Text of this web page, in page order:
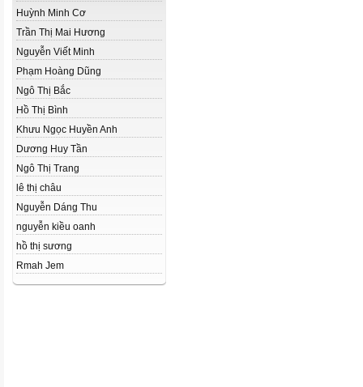
Huỳnh Minh Cơ
Trần Thị Mai Hương
Nguyễn Viết Minh
Phạm Hoàng Dũng
Ngô Thị Bắc
Hồ Thị Bình
Khưu Ngọc Huyền Anh
Dương Huy Tần
Ngô Thị Trang
lê thị châu
Nguyễn Dáng Thu
nguyễn kiều oanh
hồ thị sương
Rmah Jem